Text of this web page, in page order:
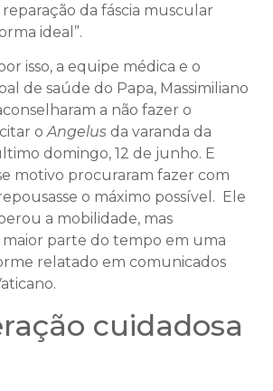
da fáscia muscular
ideal”.
isso, a equipe médica e o
de saúde do Papa, Massimiliano
a não fazer o
oAngelus da varanda da
domingo, 12 de junho. E
motivo procuraram fazer com
o máximo possível. Ele
a mobilidade, mas
parte do tempo em uma
relatado em comunicados
cuidadosa